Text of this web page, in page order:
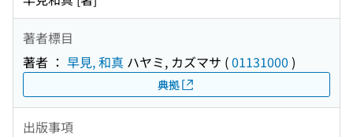
著者標目
著者 ： 早見, 和真 ハヤミ, カズマサ (01131000 )
典拠
出版事項